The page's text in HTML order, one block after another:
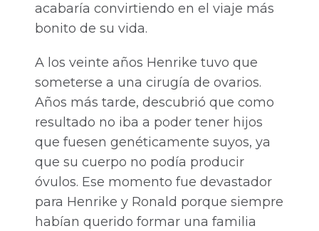
acabaría convirtiendo en el viaje más
bonito de su vida.
A los veinte años Henrike tuvo que
someterse a una cirugía de ovarios.
Años más tarde, descubrió que como
resultado no iba a poder tener hijos
que fuesen genéticamente suyos, ya
que su cuerpo no podía producir
óvulos. Ese momento fue devastador
para Henrike y Ronald porque siempre
habían querido formar una familia